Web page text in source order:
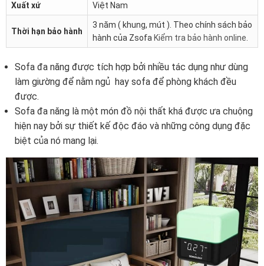
Xuất xứ Việt Nam
Thời hạn bảo hành
3 năm ( khung, mút ). Theo chính sách bảo
hành của Zsofa Kiểm tra bảo hành online
Sofa đa năng được tích hợp bởi nhiều tác dụng như dùng
làm giường để nằm ngủ hay sofa để phòng khách đều
được.
Sofa đa năng là một món đồ nội thất khá được ưa chuộng
hiện nay bởi sự thiết kế độc đáo và những công dụng đặc
biệt của nó mang lại.